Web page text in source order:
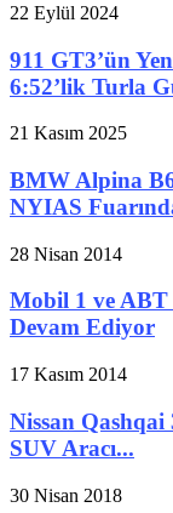
22 Eylül 2024
911 GT3’ün
6:52’lik Turla
21 Kasım 2025
BMW Alpina
NYIAS
28 Nisan 2014
Mobil 1 ve ABT
Devam Ediyor
17 Kasım 2014
Nissan Qashqai
SUV Aracı...
30 Nisan 2018